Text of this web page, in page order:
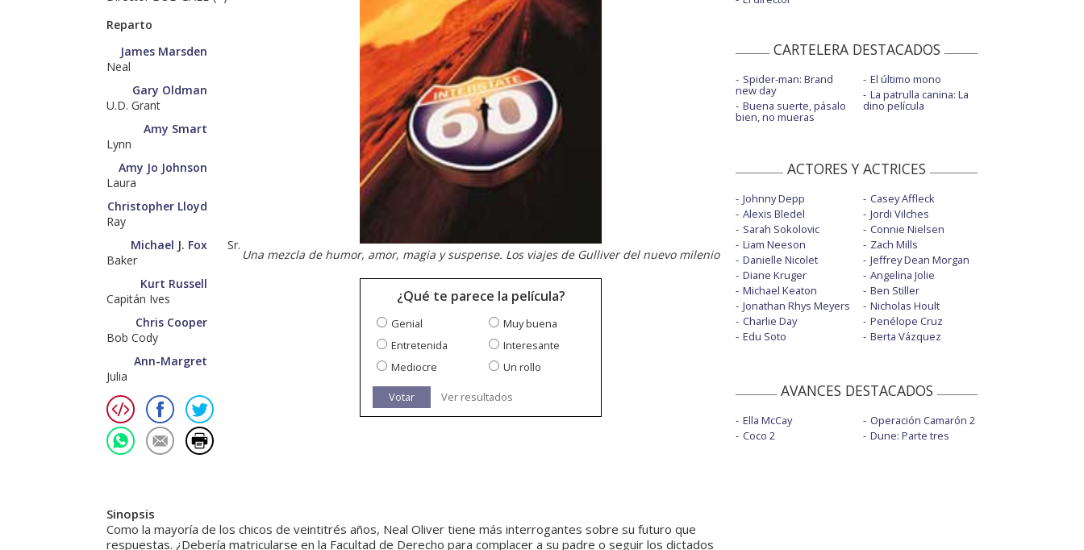
Reparto
James Marsden
Neal
Gary Oldman
U.D. Grant
Amy Smart
Lynn
Amy Jo Johnson
Laura
Christopher Lloyd
Ray
Michael J. Fox
Sr.
Baker
Kurt Russell
Capitán Ives
Chris Cooper
Bob Cody
Ann-Margret
Julia
Una mezcla de humor, amor, magia y suspense. Los viajes de Gulliver del nuevo milenio
¿Qué te parece la película?
Genial
Muy buena
Entretenida
Interesante
Mediocre
Un rollo
Votar Ver resultados
Sinopsis
Como la mayoría de los chicos de veintitrés años, Neal Oliver tiene más interrogantes sobre su futuro que
respuestas. ¿Debería matricularse en la Facultad de Derecho para complacer a su padre o seguir los dictados
CARTELERA DESTACADOS
Spider-man: Brand
new day
Buena suerte, pásalo
bien, no mueras
El último mono
La patrulla canina: La
dino película
ACTORES Y ACTRICES
Johnny Depp
Alexis Bledel
Sarah Sokolovic
Liam Neeson
Danielle Nicolet
Diane Kruger
Michael Keaton
Jonathan Rhys Meyers
Charlie Day
Edu Soto
Casey Affleck
Jordi Vilches
Connie Nielsen
Zach Mills
Jeffrey Dean Morgan
Angelina Jolie
Ben Stiller
Nicholas Hoult
Penélope Cruz
Berta Vázquez
AVANCES DESTACADOS
Ella McCay
Coco 2
Operación Camarón 2
Dune: Parte tres